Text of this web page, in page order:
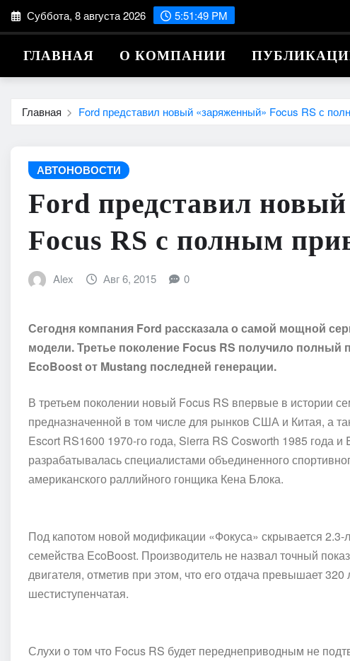
Перейти
к
содержимому
Суббота, 8 августа 2026 5:51:51 PM
ГЛАВНАЯ О КОМПАНИИ
Главная Ford представил новый «заряженный» Focus RS с
АВТОНОВОСТИ
Ford представил
Focus RS с полным
Alex Авг 6, 2015 0
Сегодня компания Ford рассказала о самой мощной
модели. Третье поколение Focus RS получило
EcoBoost от Mustang последней генерации.
В третьем поколении новый Focus RS впервые в истории
предназначенной в том числе для рынков США и Китая, а
Escort RS1600 1970-го года, Sierra RS Cosworth 1985 года
разрабатывалась специалистами объединенного
американского раллийного гонщика Кена Блока.
Под капотом новой модификации «Фокуса» скрывается 2.3-
семейства EcoBoost. Производитель не назвал точный
двигателя, отметив при этом, что его отдача превышает 320
шестиступенчатая.
Слухи о том что Focus RS будет переднеприводным не